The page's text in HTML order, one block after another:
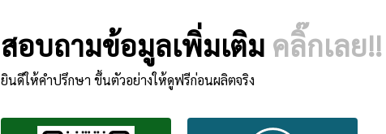
สอบถามข้อมูลเพิ่มเติม คลิ๊กเลย!!
ยินดีให้คำปรึกษา ขึ้นตัวอย่างให้ดูฟรีก่อนผลิตจริง